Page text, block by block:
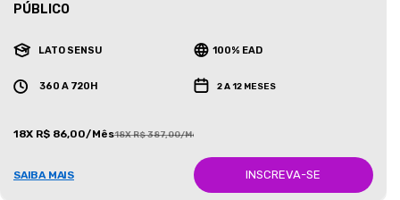
PÚBLICO
LATO SENSU 100% EAD
360 A 720H 2 A 12 MESES
18X R$ 86,00/Mês18X R$ 387,00/Mês
SAIBA MAIS INSCREVA-SE